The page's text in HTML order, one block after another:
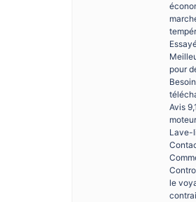
pour
Avis
Lave-
le